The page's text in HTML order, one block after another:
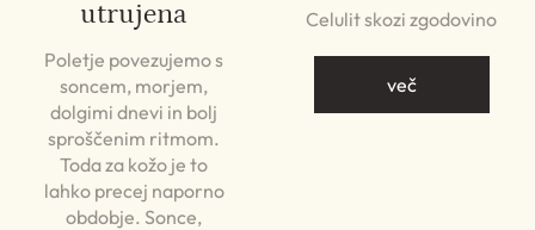
utrujena
Poletje povezujemo s
soncem, morjem,
dolgimi dnevi in bolj
sproščenim ritmom.
Toda za kožo je to
lahko precej naporno
obdobje. Sonce,
Celulit skozi zgodovino
več